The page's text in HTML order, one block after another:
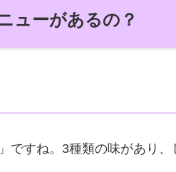
ューがあるの？
ですね。3種類の味があり